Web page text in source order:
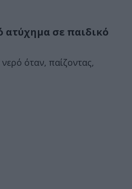
ατύχημα σε παιδικό
όταν, παίζοντας,